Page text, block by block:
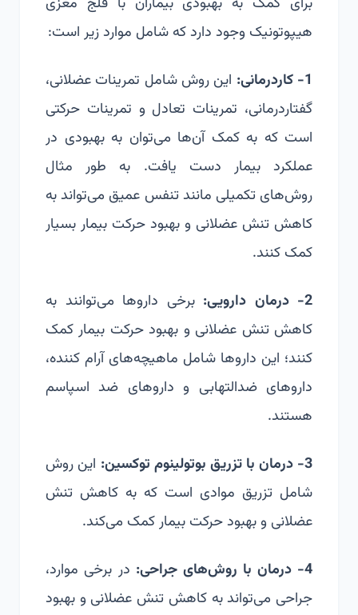
هیپوتونیک وجود دارد که شامل موارد زیر است:
1- کاردرمانی:
این روش شامل تمرینات عضلانی،
گفتاردرمانی، تمرینات تعادل و تمرینات حرکتی
است که به کمک آن‌ها می‌توان به بهبودی در
عملکرد بیمار دست یافت. به طور مثال
روش‌های تکمیلی مانند تنفس عمیق می‌تواند به
کاهش تنش عضلانی و بهبود حرکت بیمار بسیار
کمک کنند.
2- درمان دارویی:
برخی داروها می‌توانند به
کاهش تنش عضلانی و بهبود حرکت بیمار کمک
کنند؛ این داروها شامل ماهیچه‌های آرام کننده،
داروهای ضدالتهابی و داروهای ضد اسپاسم
هستند.
3- درمان با تزریق بوتولینوم توکسین:
این روش
شامل تزریق موادی است که به کاهش تنش
عضلانی و بهبود حرکت بیمار کمک می‌کند.
4- درمان با روش‌های جراحی:
در برخی موارد،
جراحی می‌تواند به کاهش تنش عضلانی و بهبود